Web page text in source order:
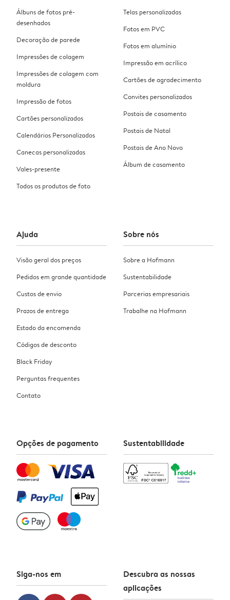
Álbuns de fotos pré-
desenhados
Decoração de parede
Impressões de colagem
Impressões de colagem com
moldura
Impressão de fotos
Cartões personalizados
Calendários Personalizados
Canecas personalizadas
Vales-presente
Todos os produtos de foto
Telas personalizadas
Fotos em PVC
Fotos em alumínio
Impressão em acrílico
Cartões de agradecimento
Convites personalizados
Postais de casamento
Postais de Natal
Postais de Ano Novo
Álbum de casamento
Ajuda
Visão geral dos preços
Pedidos em grande quantidade
Custos de envio
Prazos de entrega
Estado da encomenda
Códigos de desconto
Black Friday
Perguntas frequentes
Contato
Sobre nós
Sobre a Hofmann
Sustentabilidade
Parcerias empresariais
Trabalhe na Hofmann
Opções de pagamento Sustentabilidade
Siga-nos em
Descubra as nossas
aplicações